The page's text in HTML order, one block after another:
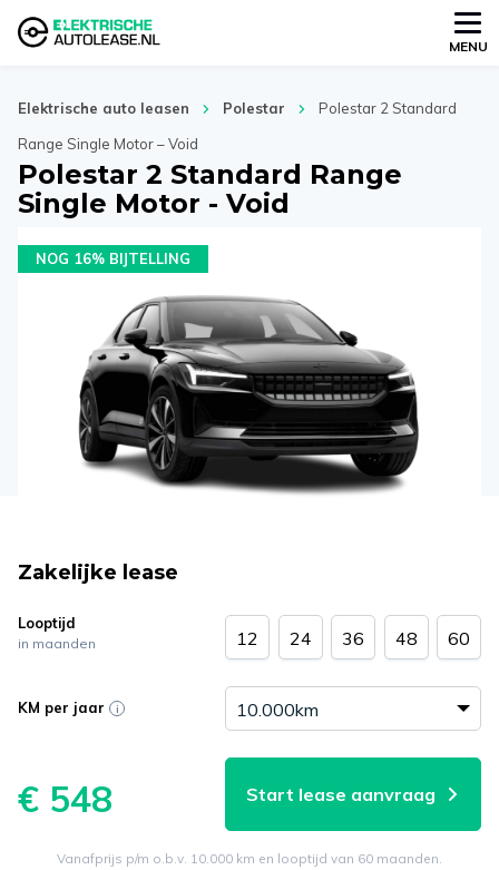
MENU
Elektrische auto leasen Polestar
Polestar 2 Standard
Range Single Motor – Void
Polestar 2 Standard Range
Single Motor - Void
NOG 16% BIJTELLING
Zakelijke lease
Looptijd
in maanden 12 24 36 48 60
KM per jaar
€ 548 Start lease aanvraag
Vanafprijs p/m o.b.v. 10.000 km en looptijd van 60 maanden.